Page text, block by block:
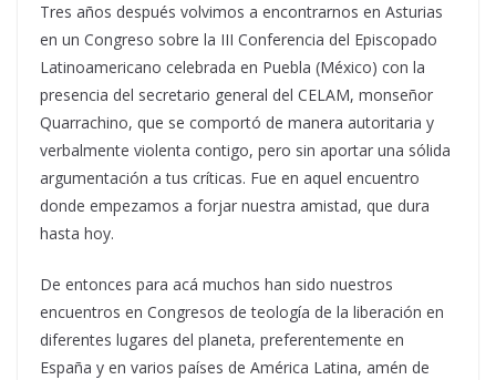
Tres años después volvimos a encontrarnos en Asturias
en un Congreso sobre la III Conferencia del Episcopado
Latinoamericano celebrada en Puebla (México) con la
presencia del secretario general del CELAM, monseñor
Quarrachino, que se comportó de manera autoritaria y
verbalmente violenta contigo, pero sin aportar una sólida
argumentación a tus críticas. Fue en aquel encuentro
donde empezamos a forjar nuestra amistad, que dura
hasta hoy.
De entonces para acá muchos han sido nuestros
encuentros en Congresos de teología de la liberación en
diferentes lugares del planeta, preferentemente en
España y en varios países de América Latina, amén de